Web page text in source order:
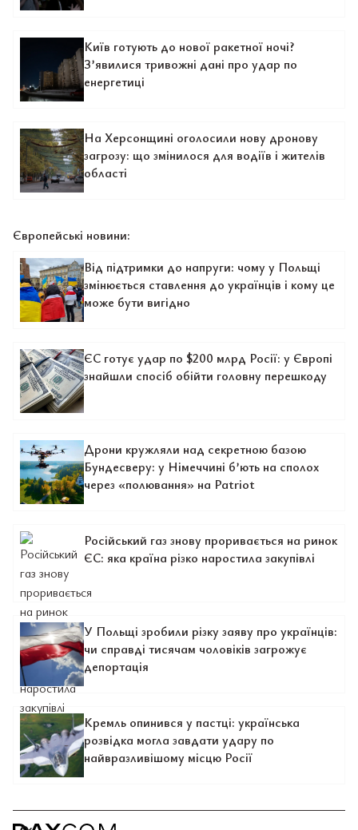
Київ готують до нової ракетної ночі?
З’явилися тривожні дані про удар по
енергетиці
На Херсонщині оголосили нову дронову
загрозу: що змінилося для водіїв і жителів
області
Європейські новини:
Від підтримки до напруги: чому у Польщі
змінюється ставлення до українців і кому це
може бути вигідно
ЄС готує удар по $200 млрд Росії: у Європі
знайшли спосіб обійти головну перешкоду
Дрони кружляли над секретною базою
Бундесверу: у Німеччині б’ють на сполох
через «полювання» на Patriot
Російський газ знову проривається на ринок
ЄС: яка країна різко наростила закупівлі
У Польщі зробили різку заяву про українців:
чи справді тисячам чоловіків загрожує
депортація
Кремль опинився у пастці: українська
розвідка могла завдати удару по
найвразливішому місцю Росії